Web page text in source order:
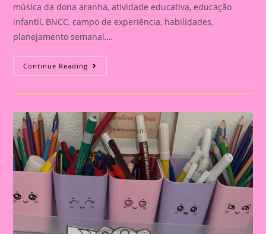
música da dona aranha, atividade educativa, educação
infantil, BNCC, campo de experiência, habilidades,
planejamento semanal,…
Continue Reading Atividade
Educativa
Dona
Aranha:
Planejamento
Semanal
Na
Educação
Infantil